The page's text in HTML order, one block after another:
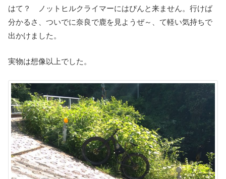
はて？ ノットヒルクライマーにはぴんと来ません。行けば
分かるさ、ついでに奈良で鹿を見ようぜ～、て軽い気持ちで
出かけました。
実物は想像以上でした。